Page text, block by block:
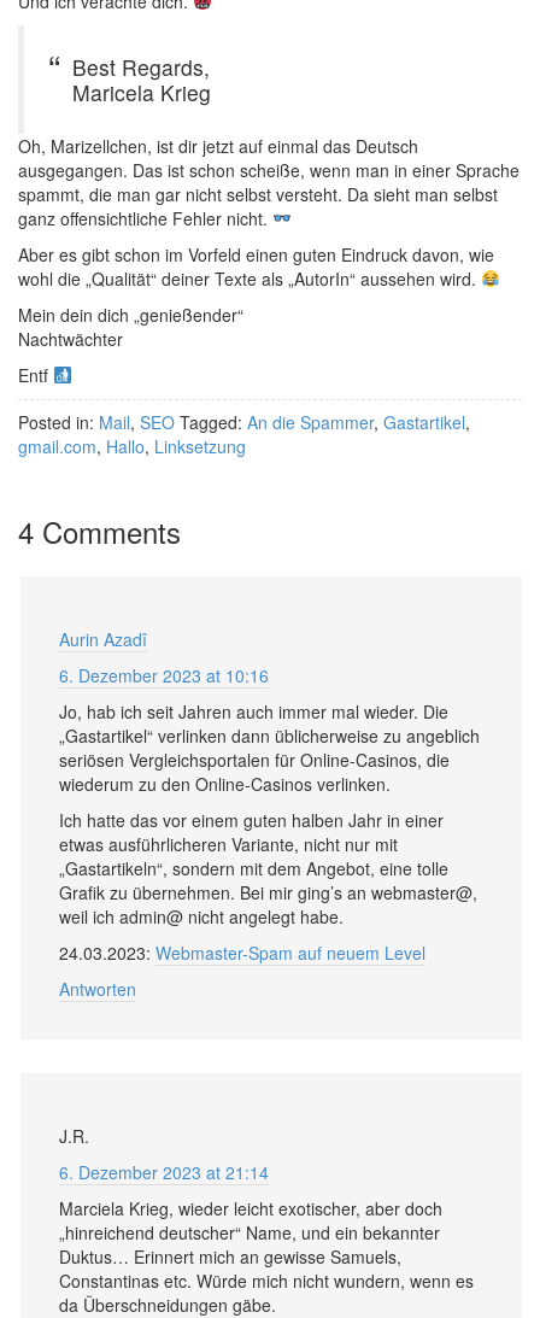
Best Regards,
Maricela Krieg
Oh, Marizellchen, ist dir jetzt auf einmal das Deutsch
ausgegangen. Das ist schon scheiße, wenn man in einer Sprache
spammt, die man gar nicht selbst versteht. Da sieht man selbst
ganz offensichtliche Fehler nicht.
Aber es gibt schon im Vorfeld einen guten Eindruck davon, wie
wohl die „Qualität“ deiner Texte als „AutorIn“ aussehen wird.
Mein dein dich „genießender“
Nachtwächter
Entf
Posted in: Mail, SEO Tagged: An die Spammer, Gastartikel,
gmail.com, Hallo, Linksetzung
4 Comments
Aurin Azadî
6. Dezember 2023 at 10:16
Jo, hab ich seit Jahren auch immer mal wieder. Die
„Gastartikel“ verlinken dann üblicherweise zu angeblich
seriösen Vergleichsportalen für Online-Casinos, die
wiederum zu den Online-Casinos verlinken.
Ich hatte das vor einem guten halben Jahr in einer
etwas ausführlicheren Variante, nicht nur mit
„Gastartikeln“, sondern mit dem Angebot, eine tolle
Grafik zu übernehmen. Bei mir ging’s an webmaster@,
weil ich admin@ nicht angelegt habe.
24.03.2023: Webmaster-Spam auf neuem Level
Antworten
J.R.
6. Dezember 2023 at 21:14
Marciela Krieg, wieder leicht exotischer, aber doch
„hinreichend deutscher“ Name, und ein bekannter
Duktus… Erinnert mich an gewisse Samuels,
Constantinas etc. Würde mich nicht wundern, wenn es
da Überschneidungen gäbe.